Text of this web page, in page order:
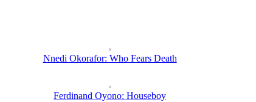
Nnedi Okorafor: Who Fears Death
Ferdinand Oyono: Houseboy